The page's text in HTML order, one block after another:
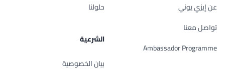
عن إيزي يوني
تواصل معنا
Ambassador Programme
حلولنا
الشرعية
بيان الخصوصية